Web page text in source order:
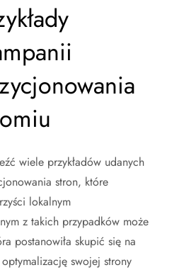
wiele przykładów udanych
stron, które
lokalnym
z takich przypadków może
postanowiła skupić się na
swojej strony